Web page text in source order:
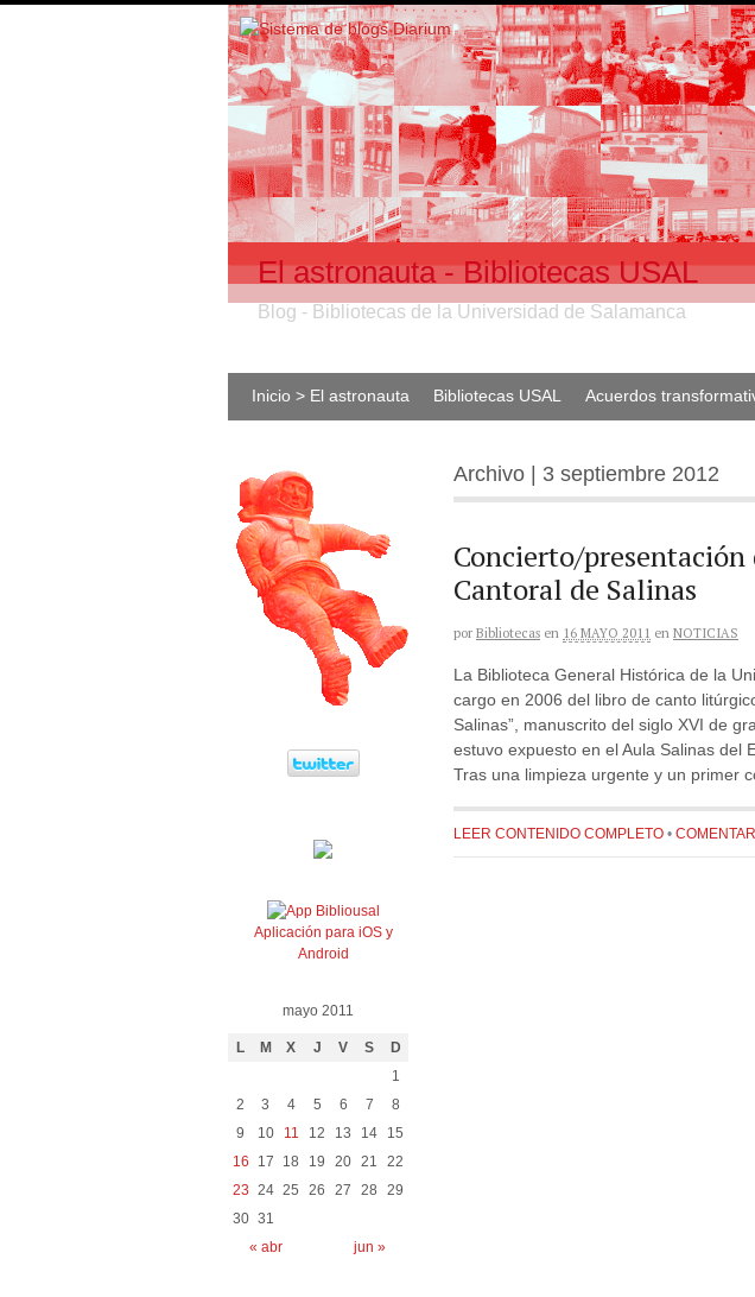
El astronauta - Bibliotecas USAL
Blog - Bibliotecas de la Universidad de Salamanca
Inicio > El astronauta Bibliotecas USAL Acuerdos
Archivo | 3 septiembre 2012
Concierto/
Cantoral de Salinas
por Bibliotecas en 16 MAYO 2011 en NOTICIAS
La Biblioteca General Histórica de la
cargo en 2006 del libro de canto
Salinas”, manuscrito del siglo XVI de
estuvo expuesto en el Aula Salinas del
Tras una limpieza urgente y un primer
LEER CONTENIDO COMPLETO •
Aplicación para iOS y
Android
mayo 2011
L M X J V S D
« abr jun »
1
2
3 4 5 6 7
8
9
10 11 12 13 14
15
16
17 18 19 20 21
22
23 24 25 26 27 28
29
30 31